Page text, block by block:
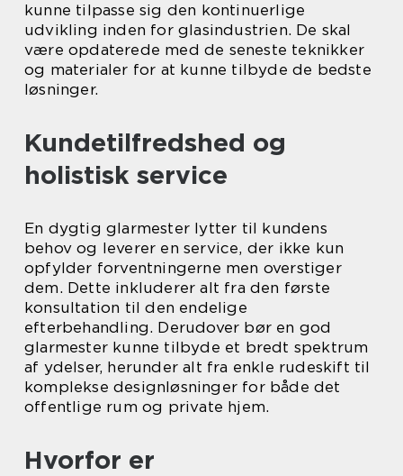
kunne tilpasse sig den kontinuerlige
udvikling inden for glasindustrien. De skal
være opdaterede med de seneste teknikker
og materialer for at kunne tilbyde de bedste
løsninger.
Kundetilfredshed og
holistisk service
En dygtig glarmester lytter til kundens
behov og leverer en service, der ikke kun
opfylder forventningerne men overstiger
dem. Dette inkluderer alt fra den første
konsultation til den endelige
efterbehandling. Derudover bør en god
glarmester kunne tilbyde et bredt spektrum
af ydelser, herunder alt fra enkle rudeskift til
komplekse designløsninger for både det
offentlige rum og private hjem.
Hvorfor er